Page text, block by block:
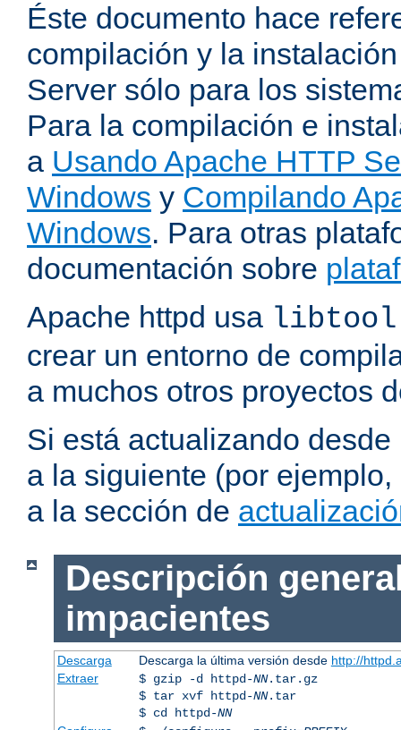
Éste documento hace
compilación y la
Server sólo para los
Para la compilación e
a Usando Apache HTTP
Windows y Compilando
Windows. Para otras
documentación sobre
Apache httpd usa libtool
crear un entorno de
a muchos otros proyectos
Si está actualizando
a la siguiente (por
a la sección de
Descripción
impacientes
Descarga Descarga la última versión desde http://
Extraer
$ gzip -d httpd-NN.tar.gz
$ tar xvf httpd-NN.tar
$ cd httpd-NN